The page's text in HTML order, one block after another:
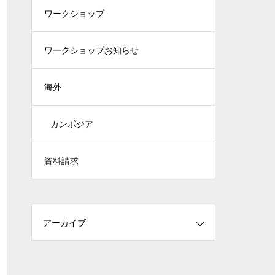
ワークショップ
ワークショップお知らせ
海外
カンボジア
資料請求
アーカイブ